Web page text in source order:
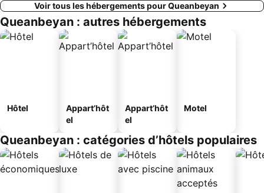
Voir tous les hébergements pour Queanbeyan
Queanbeyan : autres hébergements
Hôtel
Appart’hôt
el
Appart’hôt
el
Motel
Queanbeyan : catégories d’hôtels populaires